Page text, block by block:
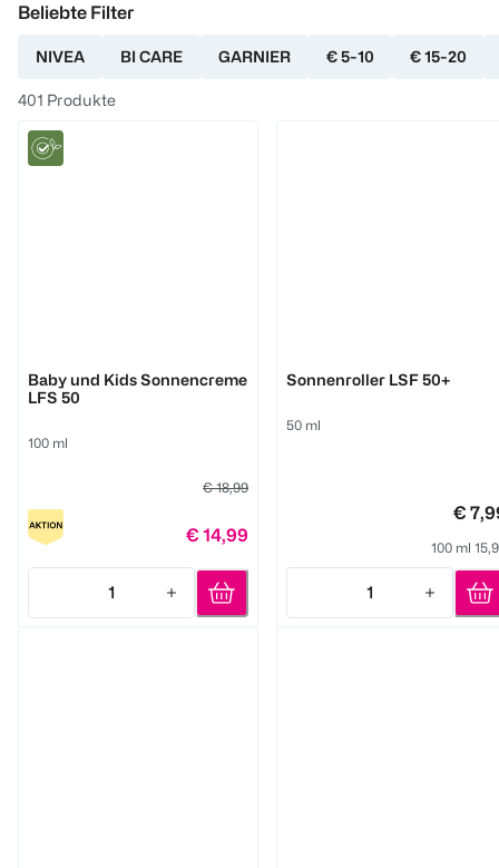
Beliebte Filter
NIVEA BI CARE GARNIER € 5-10 € 15-20
401 Produkte
Baby und Kids Sonnencreme
LFS 50
100 ml
€ 18,99
€ 14,99
1
Quantity: 1
Sonnenroller LSF 50+
50 ml
€
100 ml
1
Quantity: 1